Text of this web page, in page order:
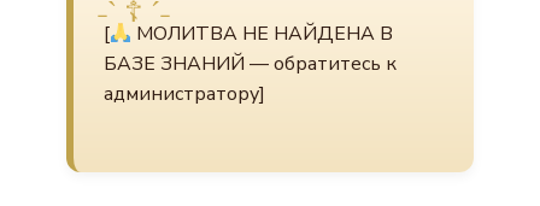
[
МОЛИТВА НЕ НАЙДЕНА В
БАЗЕ ЗНАНИЙ — обратитесь к
администратору]